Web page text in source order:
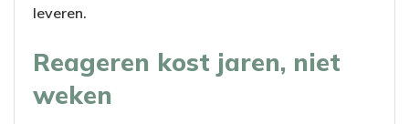
leveren.
Reageren kost jaren, niet
weken